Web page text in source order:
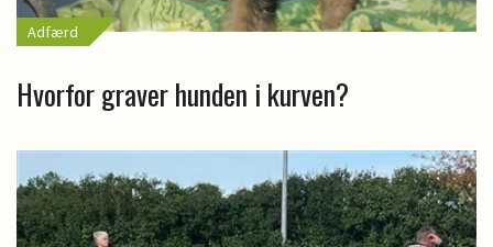
Adfærd
Hvorfor graver hunden i kurven?